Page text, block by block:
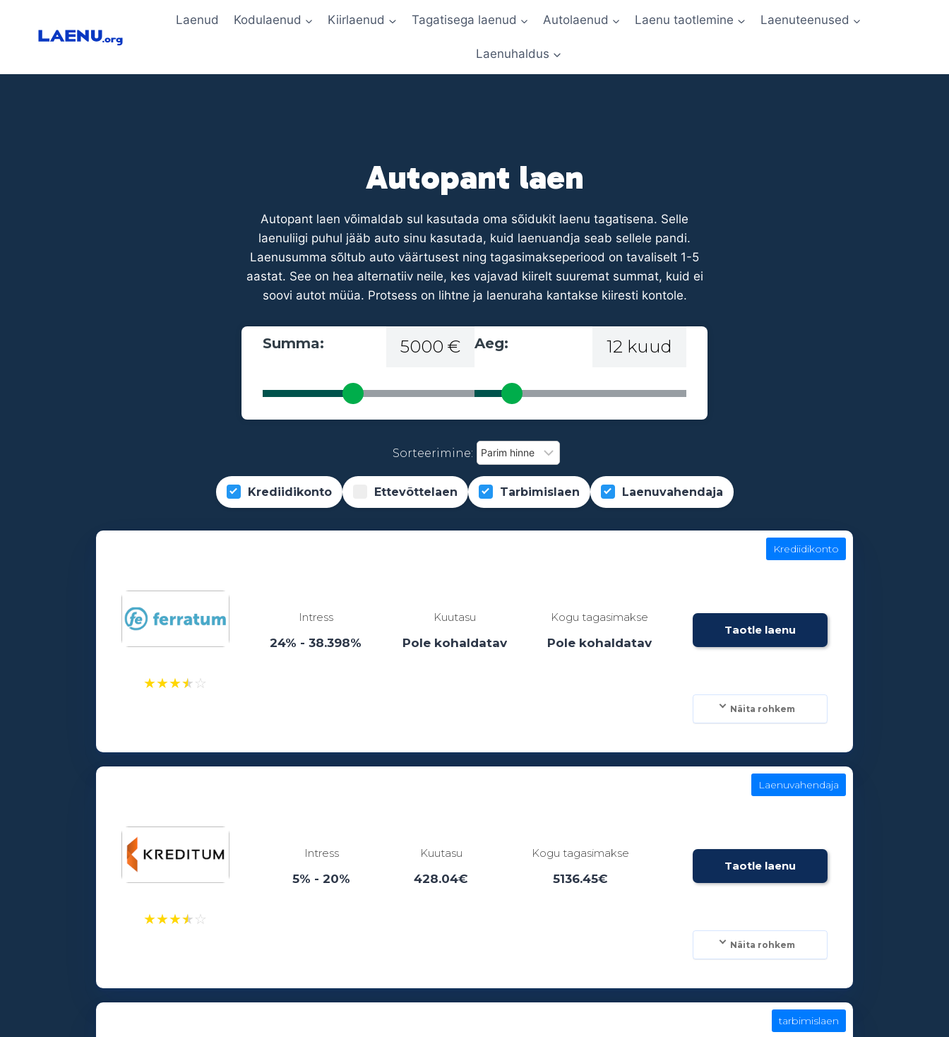
Laenud Kodulaenud Kiirlaenud Tagatisega laenud Autolaenud Laenu taotlemine Laenuteenused
Laenuhaldus
Autopant laen
Autopant laen võimaldab sul kasutada oma sõidukit laenu tagatisena. Selle
laenuliigi puhul jääb auto sinu kasutada, kuid laenuandja seab sellele pandi.
Laenusumma sõltub auto väärtusest ning tagasimakseperiood on tavaliselt 1-5
aastat. See on hea alternatiiv neile, kes vajavad kiirelt suuremat summat, kuid ei
soovi autot müüa. Protsess on lihtne ja laenuraha kantakse kiiresti kontole.
Summa: 5000 € Aeg: 12 kuud
Sorteerimine:
Krediidikonto Ettevõttelaen Tarbimislaen Laenuvahendaja
★★★★☆
Intress
24% - 38.398%
Kuutasu
Pole kohaldatav
Kogu tagasimakse
Pole kohaldatav
Taotle laenu
Krediidikonto
Näita rohkem
18
★★★★☆
Intress
5% - 20%
Kuutasu
428.04€
Kogu tagasimakse
5136.45€
Taotle laenu
Laenuvahendaja
Näita rohkem
tarbimislaen